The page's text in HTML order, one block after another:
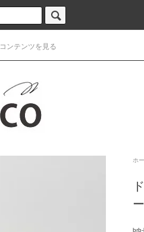
コンテンツを見る
ホ